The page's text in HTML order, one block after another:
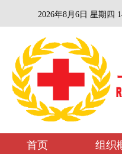
2026年8月6日 星期四
首页 组织